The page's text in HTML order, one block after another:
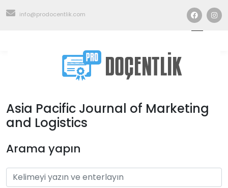
info@prodocentlik.com
Asia Pacific Journal of Marketing
and Logistics
Arama yapın